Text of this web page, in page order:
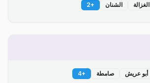
الغزالة الشنان +
2
أبو عريش صامطة +
4